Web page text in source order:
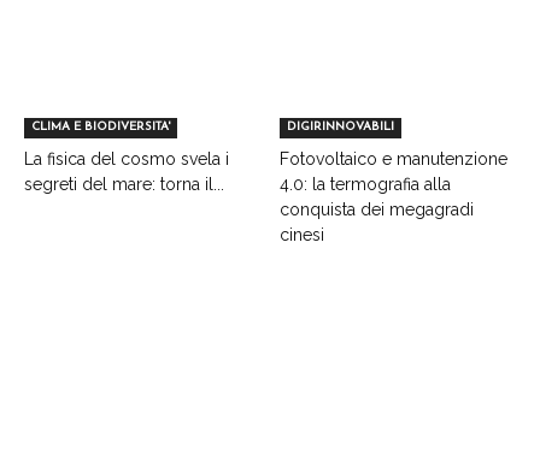
CLIMA E BIODIVERSITA'
La fisica del cosmo svela i
segreti del mare: torna il...
DIGIRINNOVABILI
Fotovoltaico e manutenzione
4.0: la termografia alla
conquista dei megagradi
cinesi